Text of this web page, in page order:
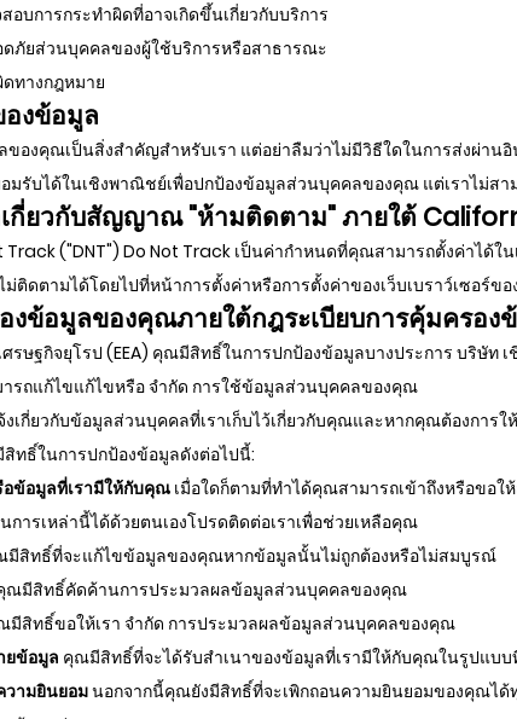
อบการกระทำผิดที่อาจเกิดขึ้นเกี่ยวกับบริการ
ดภัยส่วนบุคคลของผู้ใช้บริการหรือสาธารณะ
ทางกฎหมาย
งข้อมูล
องคุณเป็นสิ่งสำคัญสำหรับเรา แต่อย่าลืมว่าไม่มีวิธีใดในการส่งผ่านอิ
มรับได้ในเชิงพาณิชย์เพื่อปกป้องข้อมูลส่วนบุคคลของคุณ แต่เราไม่ส
เกี่ยวกับสัญญาณ "ห้ามติดตาม" ภายใต้
Track ("DNT") Do Not Track เป็นค่ากำหนดที่คุณสามารถตั้งค่าได้ใ
ติดตามได้โดยไปที่หน้าการตั้งค่าหรือการตั้งค่าของเว็บเบราว์เซอร์ข
งข้อมูลของคุณภายใต้กฎระเบียบการคุ้มครอง
รษฐกิจยุโรป (EEA) คุณมีสิทธิ์ในการปกป้องข้อมูลบางประการ บริษัท
รถแก้ไขแก้ไขหรือ จำกัด การใช้ข้อมูลส่วนบุคคลของคุณ
เกี่ยวกับข้อมูลส่วนบุคคลที่เราเก็บไว้เกี่ยวกับคุณและหากคุณต้องการใ
ทธิ์ในการปกป้องข้อมูลดังต่อไปนี้:
อข้อมูลที่เรามีให้กับคุณ เมื่อใดก็ตามที่ทำได้คุณสามารถเข้าถึงหรือข
ารเหล่านี้ได้ด้วยตนเองโปรดติดต่อเราเพื่อช่วยเหลือคุณ
มีสิทธิ์ที่จะแก้ไขข้อมูลของคุณหากข้อมูลนั้นไม่ถูกต้องหรือไม่สมบูรณ์
ณมีสิทธิ์คัดค้านการประมวลผลข้อมูลส่วนบุคคลของคุณ
มีสิทธิ์ขอให้เรา จำกัด การประมวลผลข้อมูลส่วนบุคคลของคุณ
ยข้อมูล คุณมีสิทธิ์ที่จะได้รับสำเนาของข้อมูลที่เรามีให้กับคุณในรูปแบบ
วามยินยอมนอกจากนี้คุณยังมีสิทธิ์ที่จะเพิกถอนความยินยอมของคุณได้